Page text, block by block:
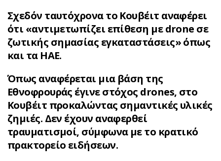
Σχεδόν ταυτόχρονα το Κουβέιτ αναφέρει
ότι «αντιμετωπίζει επίθεση με drone σε
ζωτικής σημασίας εγκαταστάσεις» όπως
και τα ΗΑΕ.
Όπως αναφέρεται μια βάση της
Εθνοφρουράς έγινε στόχος drones, στο
Κουβέιτ προκαλώντας σημαντικές υλικές
ζημιές. Δεν έχουν αναφερθεί
τραυματισμοί, σύμφωνα με το κρατικό
πρακτορείο ειδήσεων.